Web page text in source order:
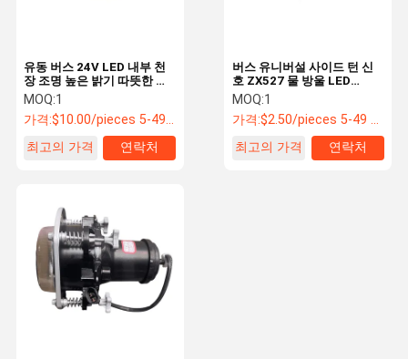
유동 버스 24V LED 내부 천
장 조명 높은 밝기 따뜻한 시
원한 다채로운 버스 예비
MOQ:1
가격:$10.00/pieces 5-49 pieces
최고의 가격
연락처
버스 유니버설 사이드 턴 신
호 ZX527 물 방울 LED
5000h 3M 접착제 GB ECE
버스 예비 4111-00300
MOQ:1
가격:$2.50/pieces 5-49 pieces
최고의 가격
연락처